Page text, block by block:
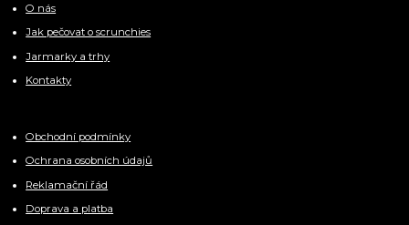
O nás
Jak pečovat o scrunchies
Jarmarky a trhy
Kontakty
Obchodní podmínky
Ochrana osobních údajů
Reklamační řád
Doprava a platba